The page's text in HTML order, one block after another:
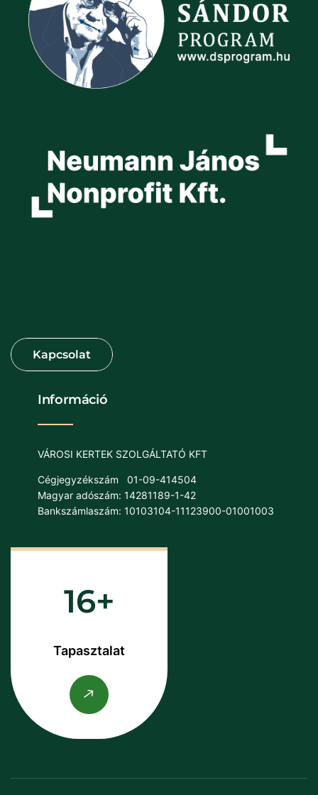
Információ
VÁROSI KERTEK SZOLGÁLTATÓ KFT
Cégjegyzékszám
01-09-414504
Magyar adószám: 14281189-1-42
Bankszámlaszám: 10103104-11123900-01001003
16
Tapasztalat